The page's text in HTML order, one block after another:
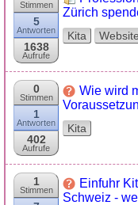
Stimmen
5
Antworten
1638
Aufrufe
Zürich
Kita Website
0
Stimmen
1
Antworten
402
Aufrufe
Wie wird
Kita
1
Stimmen
Einfuhr
Schweiz -